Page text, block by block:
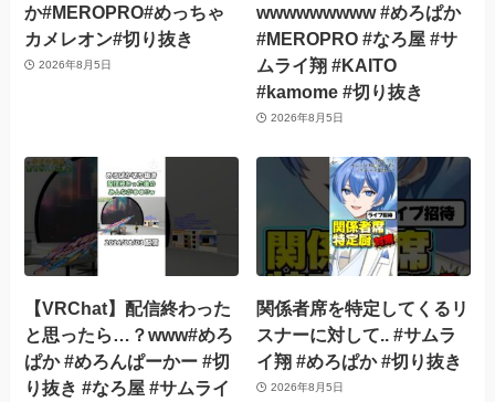
か#MEROPRO#めっちゃ
カメレオン#切り抜き
2026年8月5日
wwwwwwwww #めろぱか
#MEROPRO #なろ屋 #サ
ムライ翔 #KAITO
#kamome #切り抜き
2026年8月5日
【VRChat】配信終わった
と思ったら…？www#めろ
ぱか #めろんぱーかー #切
り抜き #なろ屋 #サムライ
関係者席を特定してくるリ
スナーに対して.. #サムラ
イ翔 #めろぱか #切り抜き
2026年8月5日